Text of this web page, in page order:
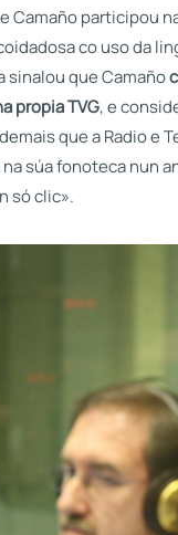
Camaño participou
co uso da
sinalou que Camaño
propia TVG, e
que a Radio e
súa fonoteca nun
só clic».